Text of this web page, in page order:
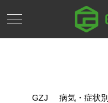
GZJ 病気・症状別